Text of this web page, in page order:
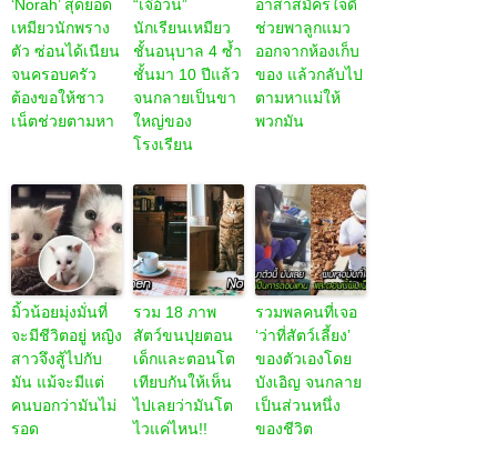
‘Norah’ สุดยอด
เหมียวนักพราง
ตัว ซ่อนได้เนียน
จนครอบครัว
ต้องขอให้ชาว
เน็ตช่วยตามหา
“เจ๊อ้วน”
นักเรียนเหมียว
ชั้นอนุบาล 4 ซ้ำ
ชั้นมา 10 ปีแล้ว
จนกลายเป็นขา
ใหญ่ของ
โรงเรียน
อาสาสมัครใจดี
ช่วยพาลูกแมว
ออกจากห้องเก็บ
ของ แล้วกลับไป
ตามหาแม่ให้
พวกมัน
มิ้วน้อยมุ่งมั่นที่
จะมีชีวิตอยู่ หญิง
สาวจึงสู้ไปกับ
มัน แม้จะมีแต่
คนบอกว่ามันไม่
รอด
รวม 18 ภาพ
สัตว์ขนปุยตอน
เด็กและตอนโต
เทียบกันให้เห็น
ไปเลยว่ามันโต
ไวแค่ไหน!!
รวมพลคนที่เจอ
‘ว่าที่สัตว์เลี้ยง’
ของตัวเองโดย
บังเอิญ จนกลาย
เป็นส่วนหนึ่ง
ของชีวิต